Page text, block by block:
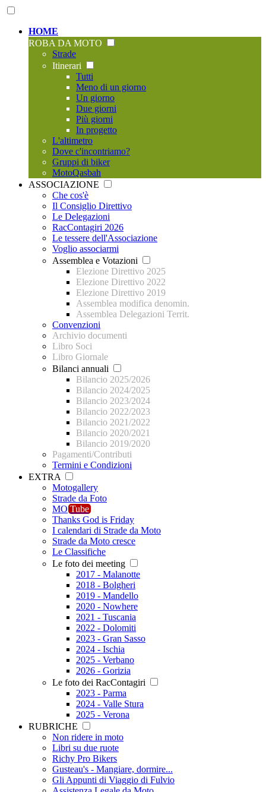
HOME
ROBA DA MOTO
Strade
Itinerari
Tutti
Meno di un giorno
Un giorno
Due giorni
Più giorni
In progetto
L'altimetro
Dove c'incontriamo?
Gruppi di biker
MotoQasbah
ASSOCIAZIONE
Che cos'è
Il Consiglio Direttivo
Le Delegazioni
RacContagiri 2026
Le tessere dell'Associazione
Voglio associarmi
Assemblea e Votazioni
Elezione Direttivo 2025
Elezione Direttivo 2022
Elezione Direttivo 2019
Assemblea modifica denomin.
Assemblea Delegazioni Territ.
Convenzioni
Archivio documenti
Libro Soci
Libro Giornale
Bilanci annuali
Bilancio 2025/2026
Bilancio 2024/2025
Bilancio 2023/2024
Bilancio 2022/2023
Bilancio 2021/2022
Bilancio 2020/2021
Bilancio 2019/2020
Pagamenti/Contributi
Termini e Condizioni
EXTRA
Motogallery
Strade da Foto
MO Tube
Thanks God is Friday
I calendari di Strade da Moto
Strade da Moto cresce
Le Classifiche
Le foto dei meeting
2017 - Malanotte
2018 - Bolgheri
2019 - Mandello
2020 - Nowhere
2021 - Tuscania
2022 - Dolomiti
2023 - Gran Sasso
2024 - Ischia
2025 - Verbano
2026 - Gorizia
Le foto dei RacContagiri
2023 - Parma
2024 - Valle Stura
2025 - Verona
RUBRICHE
Non ridere in moto
Libri su due ruote
Richy Pro Bikers
Gusteau's - Mangiare, dormire...
Gli Appunti di Viaggio di Fulvio